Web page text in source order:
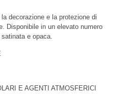
decorazione e la protezione di
Disponibile in un elevato numero
e opaca.
E AGENTI ATMOSFERICI